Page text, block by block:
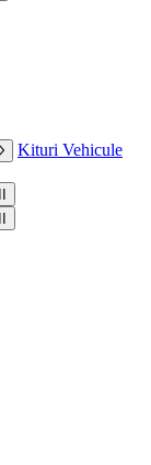
Kituri Vehicule